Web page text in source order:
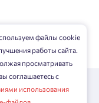
файлы cookie
работы сайта.
просматривать
соглашаетесь с
использования